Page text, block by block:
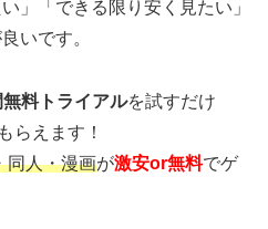
」「できる限り安く見たい」
いです。
料トライアルを試すだけ
らえます！
同人・漫画が激安or無料でゲ